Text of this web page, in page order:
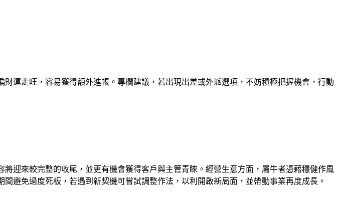
運走旺，容易獲得額外進帳。專欄建議，若出現出差或外派選項，不妨積極把握機會，行動
迎來較完整的收尾，並更有機會獲得客戶與主管青睞。經營生意方面，屬牛者憑藉穩健作風
避免過度死板，若遇到新契機可嘗試調整作法，以利開啟新局面，並帶動事業再度成長。